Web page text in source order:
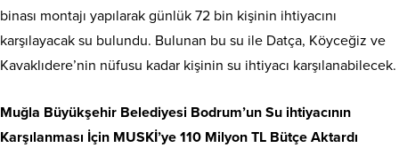
binası montajı yapılarak günlük 72 bin kişinin ihtiyacını
karşılayacak su bulundu. Bulunan bu su ile Datça, Köyceğiz ve
Kavaklıdere’nin nüfusu kadar kişinin su ihtiyacı karşılanabilecek.
Muğla Büyükşehir Belediyesi Bodrum’un Su ihtiyacının
Karşılanması İçin MUSKİ’ye 110 Milyon TL Bütçe Aktardı